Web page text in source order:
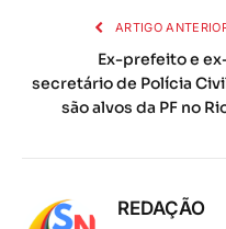
ARTIGO
Ex-prefeito e
secretário de Polícia
são alvos da PF no
REDAÇÃO